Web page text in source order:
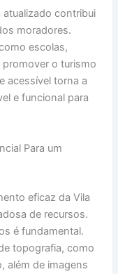
atualizado contribui
moradores.
escolas,
o turismo
acessível torna a
e funcional para
Para um
eficaz da Vila
de recursos.
é fundamental.
topografia, como
além de imagens